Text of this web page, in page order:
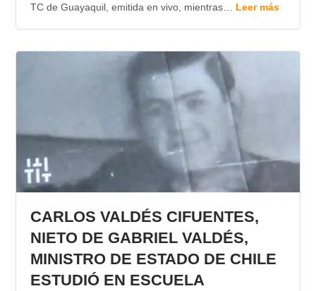
TC de Guayaquil, emitida en vivo, mientras… Leer más
CARLOS VALDÉS CIFUENTES,
NIETO DE GABRIEL VALDÉS,
MINISTRO DE ESTADO DE CHILE
ESTUDIÓ EN ESCUELA